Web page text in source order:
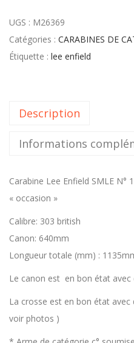
UGS : M26369
Catégories : CARABINES DE
Étiquette : lee enfield
Description
Informations
Carabine Lee Enfield SMLE N°
« occasion »
Calibre: 303 british
Canon: 640mm
Longueur totale (mm) :
Le canon est en bon état avec
La crosse est en bon état
voir photos )